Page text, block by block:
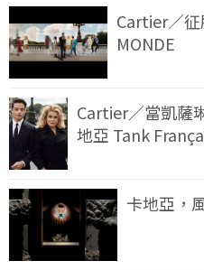
Cartier／征
MONDE
Cartier／當凱薩
地亞
卡地亞，